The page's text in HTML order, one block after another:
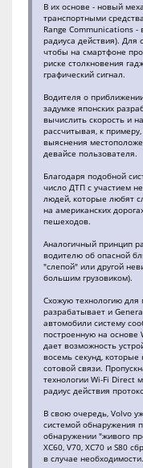
В их основе - новый
транспортными
Range Communications
радиуса действия).
чтобы на смартфоне
риске столкновения
графический сигнал.
Водителя о
задумке японских
вычислить скорость и
рассчитывая, к
выяснения
девайсе пользователя.
Благодаря подобной
число ДТП с участием
людей, которые любят
на американских
пешеходов.
Аналогичный принцип
водителю об опасной
"слепой" или другой
большим грузовиком).
Схожую технологию для
разрабатывает и
автомобили систему
построенную на основе
дает возможность
восемь секунд,
сотовой связи.
технологии Wi-Fi Direct
радиус действия
В свою очередь, Volvo
системой обнаружения
обнаружении "живого
XC60, V70, XC70 и S80
в случае необходимости.